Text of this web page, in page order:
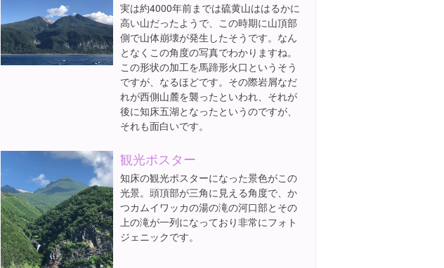
実は約4000年前までは硫黄山ははるかに
高い山だったようで、この時期に山頂部
側で山体崩壊が発生したそうです。なん
となくこの角度の写真でわかりますね。
この形状の加工を馬蹄形火口というそう
ですが、なるほどです。その際岩屑なだ
れが西側山麓を襲ったといわれ、それが
後に知床五湖となったというのですが、
それも面白いです。
観光ポスター
知床の観光ポスターになった景色がこの
光景。頭頂部が三角に見える角度で、か
つカムイワッカの湯の滝の河口部とその
上の滝が一列になっており非常にフォト
ジェニックです。